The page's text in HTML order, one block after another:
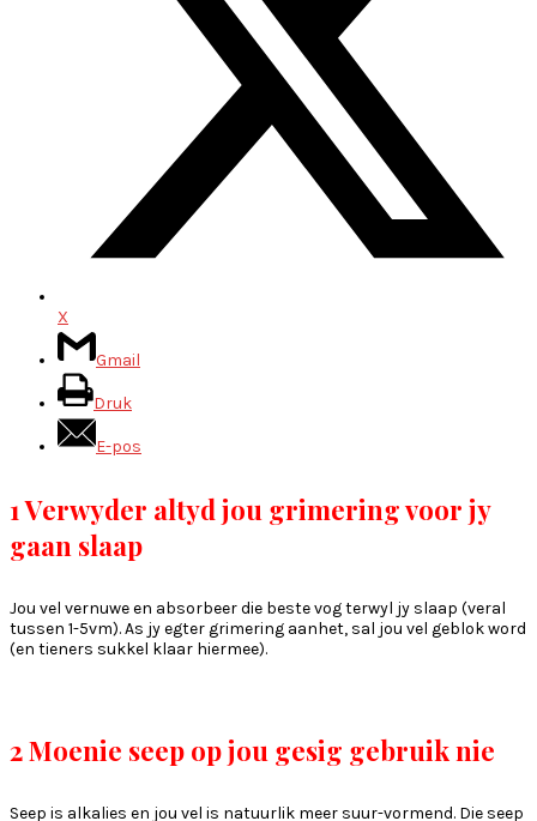
X
Gmail
Druk
E-pos
1 Verwyder altyd jou grimering voor jy
gaan slaap
Jou vel vernuwe en absorbeer die beste vog terwyl jy slaap (veral
tussen 1-5vm). As jy egter grimering aanhet, sal jou vel geblok word
(en tieners sukkel klaar hiermee).
2 Moenie seep op jou gesig gebruik nie
Seep is alkalies en jou vel is natuurlik meer suur-vormend. Die seep